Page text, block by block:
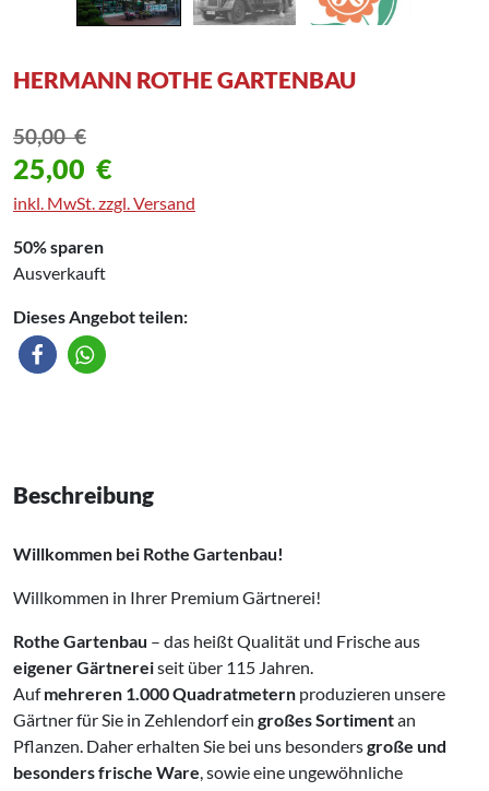
HERMANN ROTHE GARTENBAU
50,00€
25,00 €
inkl. MwSt. zzgl. Versand
50% sparen
Ausverkauft
Dieses Angebot teilen:
Beschreibung
Willkommen bei Rothe Gartenbau!
Willkommen in Ihrer Premium Gärtnerei!
Rothe Gartenbau – das heißt Qualität und Frische aus
eigener Gärtnereiseit über 115 Jahren.
Aufmehreren 1.000 Quadratmetern produzieren unsere
Gärtner für Sie in Zehlendorf ein großes Sortimentan
Pflanzen. Daher erhalten Sie bei uns besondersgroße und
besonders frische Ware , sowie eine ungewöhnliche